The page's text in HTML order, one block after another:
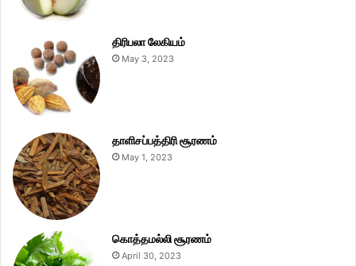
திரிபலா லேகியம்
May 3, 2023
தாளிசப்பத்திரி சூரணம்
May 1, 2023
கொத்தமல்லி சூரணம்
April 30, 2023